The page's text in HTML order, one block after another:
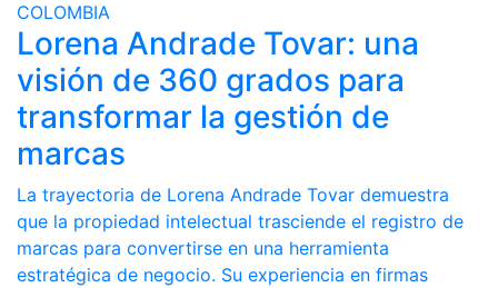
COLOMBIA
Lorena Andrade Tovar: una
visión de 360 grados para
transformar la gestión de
marcas
La trayectoria de Lorena Andrade Tovar demuestra
que la propiedad intelectual trasciende el registro de
marcas para convertirse en una herramienta
estratégica de negocio. Su experiencia en firmas